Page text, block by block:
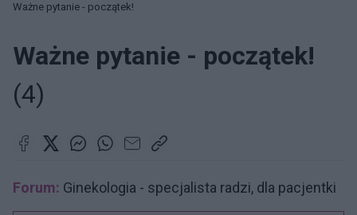
Ważne pytanie - początek!
Ważne pytanie - początek!
(4)
Forum: Ginekologia - specjalista radzi, dla pacjentki